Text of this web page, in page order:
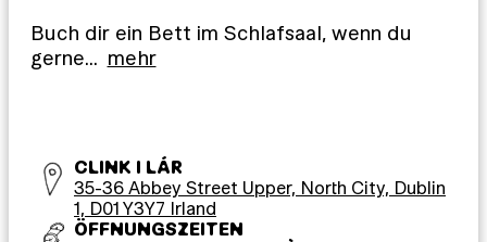
Buch dir ein Bett im Schlafsaal, wenn du
gerne… mehr
CLINK I LÁR
35-36 Abbey Street Upper, North City, Dublin
1, D01 Y3Y7 Irland
ÖFFNUNGSZEITEN